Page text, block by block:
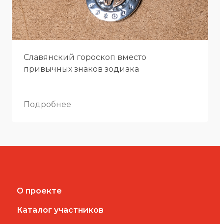
Славянский гороскоп вместо
привычных знаков зодиака
Подробнее
О проекте
Каталог участников